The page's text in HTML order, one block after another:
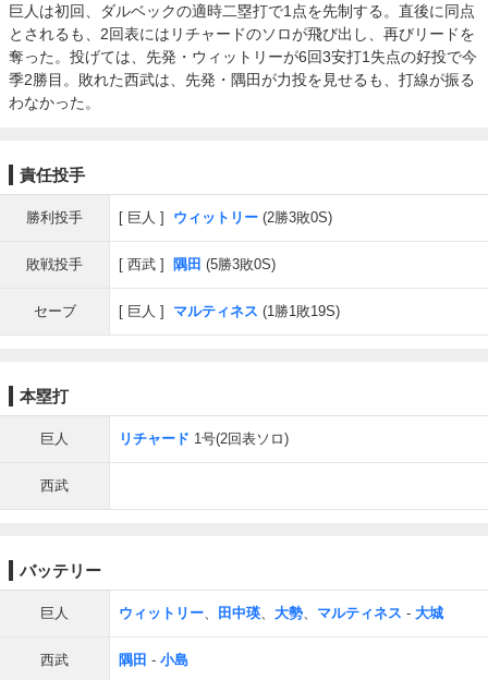
巨人は初回、ダルベックの適時二塁打で1点を先制する。直後に同点
とされるも、2回表にはリチャードのソロが飛び出し、再びリードを
奪った。投げては、先発・ウィットリーが6回3安打1失点の好投で今
季2勝目。敗れた西武は、先発・隅田が力投を見せるも、打線が振る
わなかった。
責任投手
勝利投手 巨人 ウィットリー (2勝3敗0S)
敗戦投手 西武 隅田 (5勝3敗0S)
セーブ 巨人 マルティネス (1勝1敗19S)
本塁打
巨人 リチャード 1号(2回表ソロ)
西武
バッテリー
巨人 ウィットリー、 田中瑛、 大勢、 マルティネス - 大城
西武 隅田 - 小島